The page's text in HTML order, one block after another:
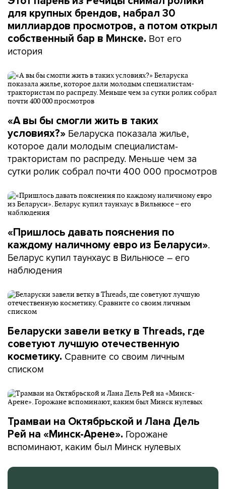
для крупных брендов, набрал 30
миллиардов просмотров, а потом открыл
собственный бар в Минске. Вот его
история
«А вы бы смогли жить в таких
условиях?» Беларуска показала жилье,
которое дали молодым специалистам-
трактористам по распреду. Меньше чем за
сутки ролик собрал почти 400 000 просмотров
«Пришлось давать пояснения по
каждому наличному евро из Беларуси».
Беларус купил таунхаус в Вильнюсе – его
наблюдения
Беларуски завели ветку в Threads, где
советуют лучшую отечественную
косметику. Сравните со своим личным
списком
Трамваи на Октябрьской и Лана Дель
Рей на «Минск-Арене». Горожане
вспоминают, каким был Минск нулевых